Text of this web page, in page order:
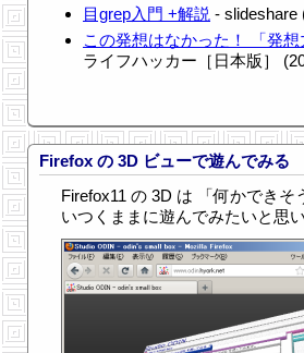
目grep入門 +解説 - slideshare
この発想はなかった！ 「発
ライフハッカー［日本版］
Firefox の 3D ビューで遊んでみる
Firefox11 の 3D は 「何かでき
いつくままに遊んでみたいと思い